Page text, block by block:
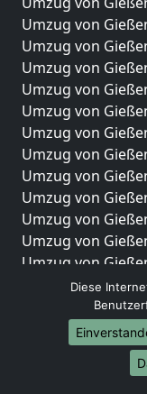
Umzug von
Umzug von
Umzug von
Umzug von
Umzug von
Umzug von
Umzug von
Umzug von
Umzug von
Umzug von
Umzug von
Umzug von
Umzug von
Umzug von
Umzug von
Umzug von
Umzüge-
Diese